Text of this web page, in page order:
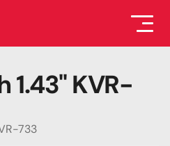
KVR-
733